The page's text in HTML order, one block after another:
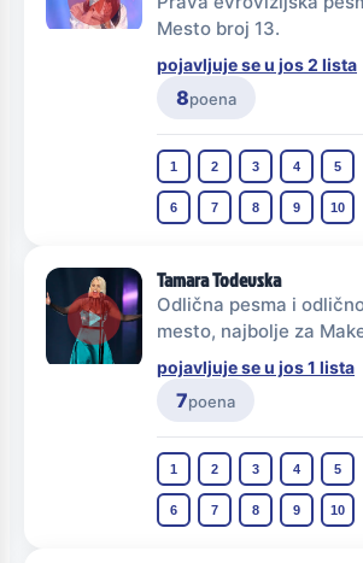
Mesto broj 13.
pojavljuje se u jos 2 lista
8poena
1 2 3 4 5
6 7 8 9 10
Tamara Todevska
Odlična pesma i
mesto, najbolje za
pojavljuje se u jos 1 lista
7poena
1 2 3 4 5
6 7 8 9 10